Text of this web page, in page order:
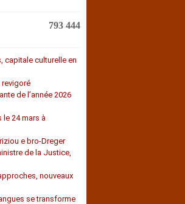
793 444
capitale culturelle en
revigoré
de l’année 2026
le 24 mars à
e bro-Dreger
de la Justice,
nouveaux
se transforme